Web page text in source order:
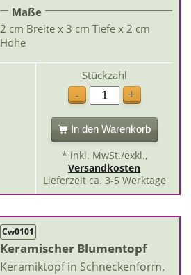
Maße
2 cm Breite x 3 cm Tiefe x 2 cm
Höhe
Stückzahl
-
+
In den Warenkorb
* inkl. MwSt./exkl.,
Versandkosten
Lieferzeit ca. 3-5 Werktage
Cw0101
Keramischer Blumentopf
Keramiktopf in Schneckenform.